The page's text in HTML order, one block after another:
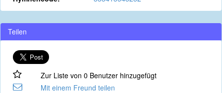
Teilen
Zur Liste von 0 Benutzer hinzugefügt
Mit einem Freund teilen